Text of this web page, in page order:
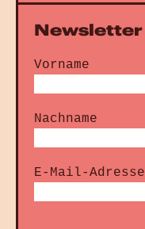
Newsletter
Vorname
Nachname
E-Mail-Adresse